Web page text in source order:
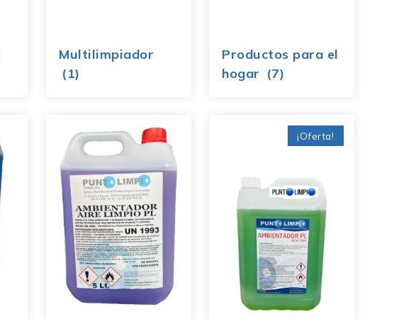
Multilimpiador
(1)
Productos para el
hogar (7)
¡Oferta!